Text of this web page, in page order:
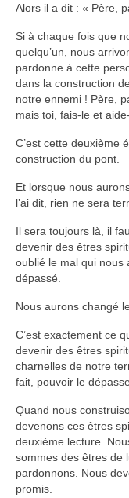
Alors il a dit : « Père,
Si à chaque fois que
quelqu’un, nous
pardonne à cette
dans la construction
notre ennemi ! Père,
mais toi, fais-le et
C’est cette deuxième
construction du pont.
Et lorsque nous
l’ai dit, rien ne sera
Il sera toujours là, il
devenir des êtres
oublié le mal qui nous
dépassé.
Nous aurons changé
C’est exactement ce
devenir des êtres
charnelles de notre
fait, pouvoir le
Quand nous
devenons ces êtres
deuxième lecture.
sommes des êtres de
pardonnons. Nous
promis.